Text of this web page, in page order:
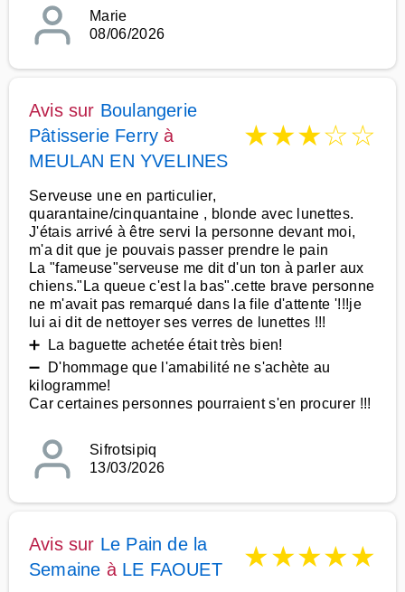
Marie
08/06/2026
Avis sur Boulangerie
Pâtisserie Ferry à
MEULAN EN YVELINES
★★★☆☆
Serveuse une en particulier,
quarantaine/cinquantaine , blonde avec lunettes.
J'étais arrivé à être servi la personne devant moi,
m'a dit que je pouvais passer prendre le pain
La "fameuse"serveuse me dit d'un ton à parler aux
chiens."La queue c'est la bas".cette brave personne
ne m'avait pas remarqué dans la file d'attente '!!!je
lui ai dit de nettoyer ses verres de lunettes !!!
➕ La baguette achetée était très bien!
➖ D'hommage que l'amabilité ne s'achète au
kilogramme!
Car certaines personnes pourraient s'en procurer !!!
Sifrotsipiq
13/03/2026
Avis sur Le Pain de la
Semaine à LE FAOUET ★★★★★